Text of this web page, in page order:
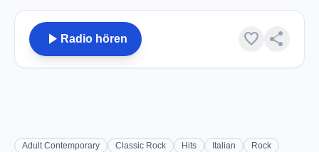
play_arrow Radio hören favorite share
Adult Contemporary Classic Rock Hits Italian Rock